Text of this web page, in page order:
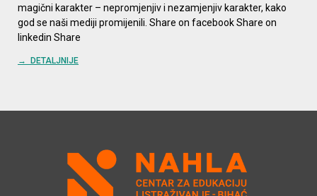
magični karakter – nepromjenjiv i nezamjenjiv karakter, kako
god se naši mediji promijenili. Share on facebook Share on
linkedin Share
→ DETALJNIJE